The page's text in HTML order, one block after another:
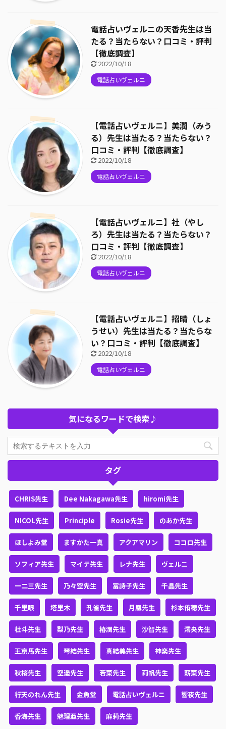
電話占いヴェルニの天香先生は当
たる？当たらない？口コミ・評判
【徹底調査】
2022/10/18
電話占いヴェルニ
【電話占いヴェルニ】美潤（みう
る）先生は当たる？当たらない？
口コミ・評判【徹底調査】
2022/10/18
電話占いヴェルニ
【電話占いヴェルニ】社（やし
ろ）先生は当たる？当たらない？
口コミ・評判【徹底調査】
2022/10/18
電話占いヴェルニ
【電話占いヴェルニ】招晴（しょ
うせい）先生は当たる？当たらな
い？口コミ・評判【徹底調査】
2022/10/18
電話占いヴェルニ
気になるワードで検索♪
タグ
CHRIS先生 Dee Nakagawa先生 hiromi先生
NICOL先生 Principle Rosie先生 のあか先生
ほしよみ堂 ますかた一真 アクアマリン ココロ先生
ソフィア先生 マイテ先生 レナ先生 ヴェルニ
一二三先生 乃々空先生 冨詩子先生 千晶先生
千里眼 塔里木 孔雀先生 月凰先生 杉本侑穂先生
杜斗先生 梨乃先生 椿潤先生 沙智先生 澪央先生
王京馬先生 琴結先生 真結美先生 神楽先生
秋桜先生 空遥先生 若菜先生 莉帆先生 薪菜先生
行天のれん先生 金魚堂 電話占いヴェルニ 響夜先生
香海先生 魅理亜先生 麻莉先生